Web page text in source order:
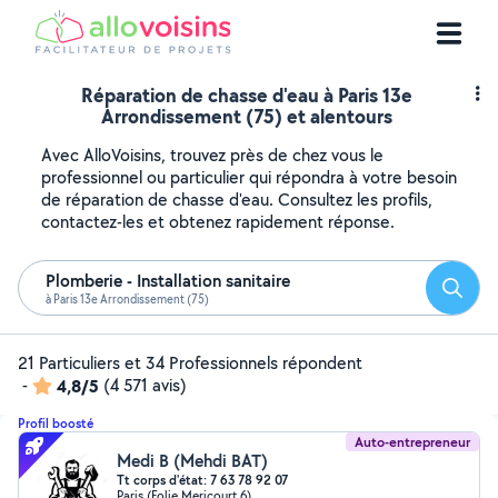
Réparation de chasse d'eau à Paris 13e
Arrondissement (75) et alentours
Avec AlloVoisins, trouvez près de chez vous le
professionnel ou particulier qui répondra à votre besoin
de réparation de chasse d'eau. Consultez les profils,
contactez-les et obtenez rapidement réponse.
Plomberie - Installation sanitaire
à Paris 13e Arrondissement (75)
21 Particuliers et 34 Professionnels répondent
-
4,8/5 (4 571 avis)
Profil boosté
Auto-entrepreneur
Medi B (Mehdi BAT)
Tt corps d'état: 7 63 78 92 07